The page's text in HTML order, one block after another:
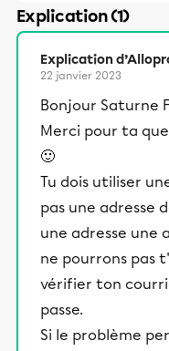
Explication (1)
Explication
22 janvier 2023
Bonjour Saturne
Merci pour ta
🙂
Tu dois utiliser
pas une adresse
une adresse une
ne pourrons pas
vérifier ton
passe.
Si le problème